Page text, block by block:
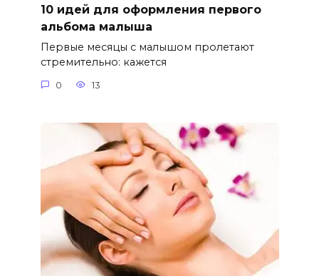
10 идей для оформления первого
альбома малыша
Первые месяцы с малышом пролетают
стремительно: кажется
0 13